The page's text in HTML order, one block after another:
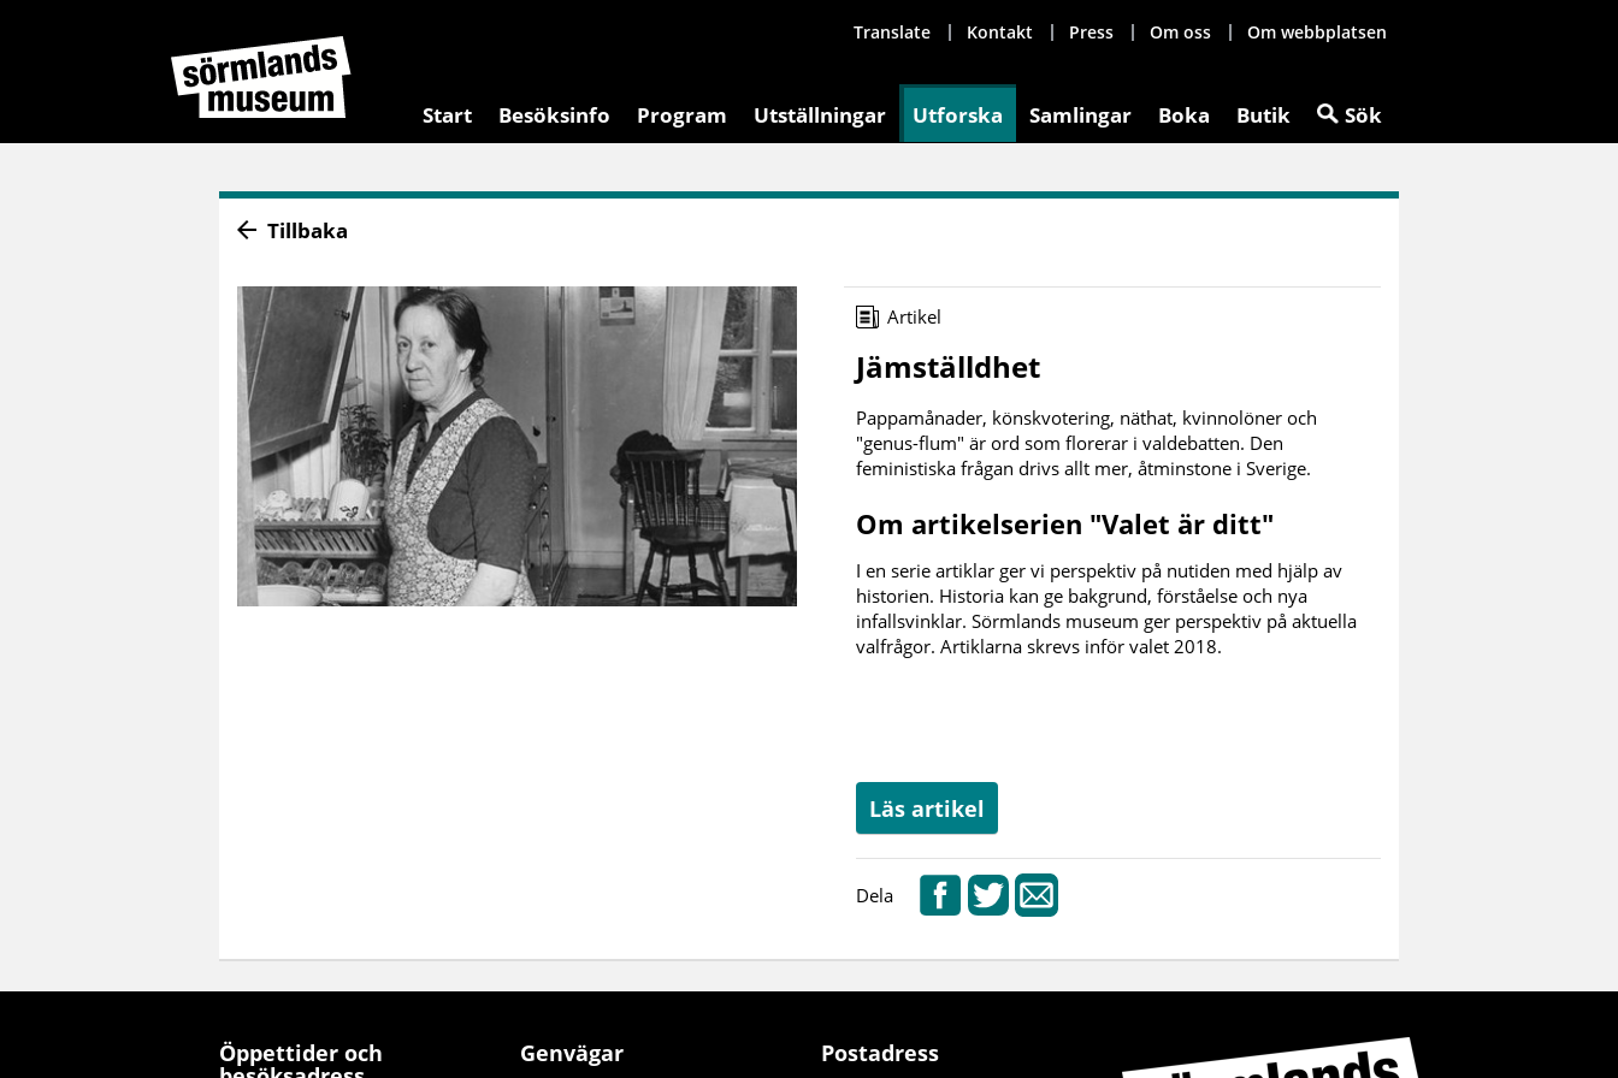
Translate Kontakt Press Om oss Om webbplatsen
Start Besöksinfo Program Utställningar Utforska Samlingar Boka Butik Sök
Tillbaka
Artikel
Jämställdhet
Pappamånader, könskvotering, näthat, kvinnolöner och
"genus-flum" är ord som florerar i valdebatten. Den
feministiska frågan drivs allt mer, åtminstone i Sverige.
Om artikelserien "Valet är ditt"
I en serie artiklar ger vi perspektiv på nutiden med hjälp av
historien. Historia kan ge bakgrund, förståelse och nya
infallsvinklar. Sörmlands museum ger perspektiv på aktuella
valfrågor. Artiklarna skrevs inför valet 2018.
Läs artikel
Dela
Öppettider och Genvägar Postadress